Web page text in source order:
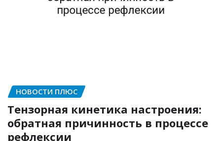
НОВОСТИ ПЛЮС
Тензорная кинетика настроения:
обратная причинность в процессе
рефлексии